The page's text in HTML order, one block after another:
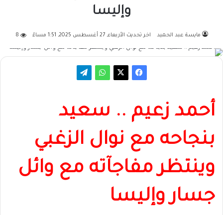
وإليسا
مايسة عبد الحميد اخر تحديث الأربعاء, 27 أغسطس 2025, 1:51 مساءً 8
أحمد زعيم .. سعيد
بنجاحه مع نوال الزغبي
وينتظر مفاجآته مع وائل
جسار وإليسا